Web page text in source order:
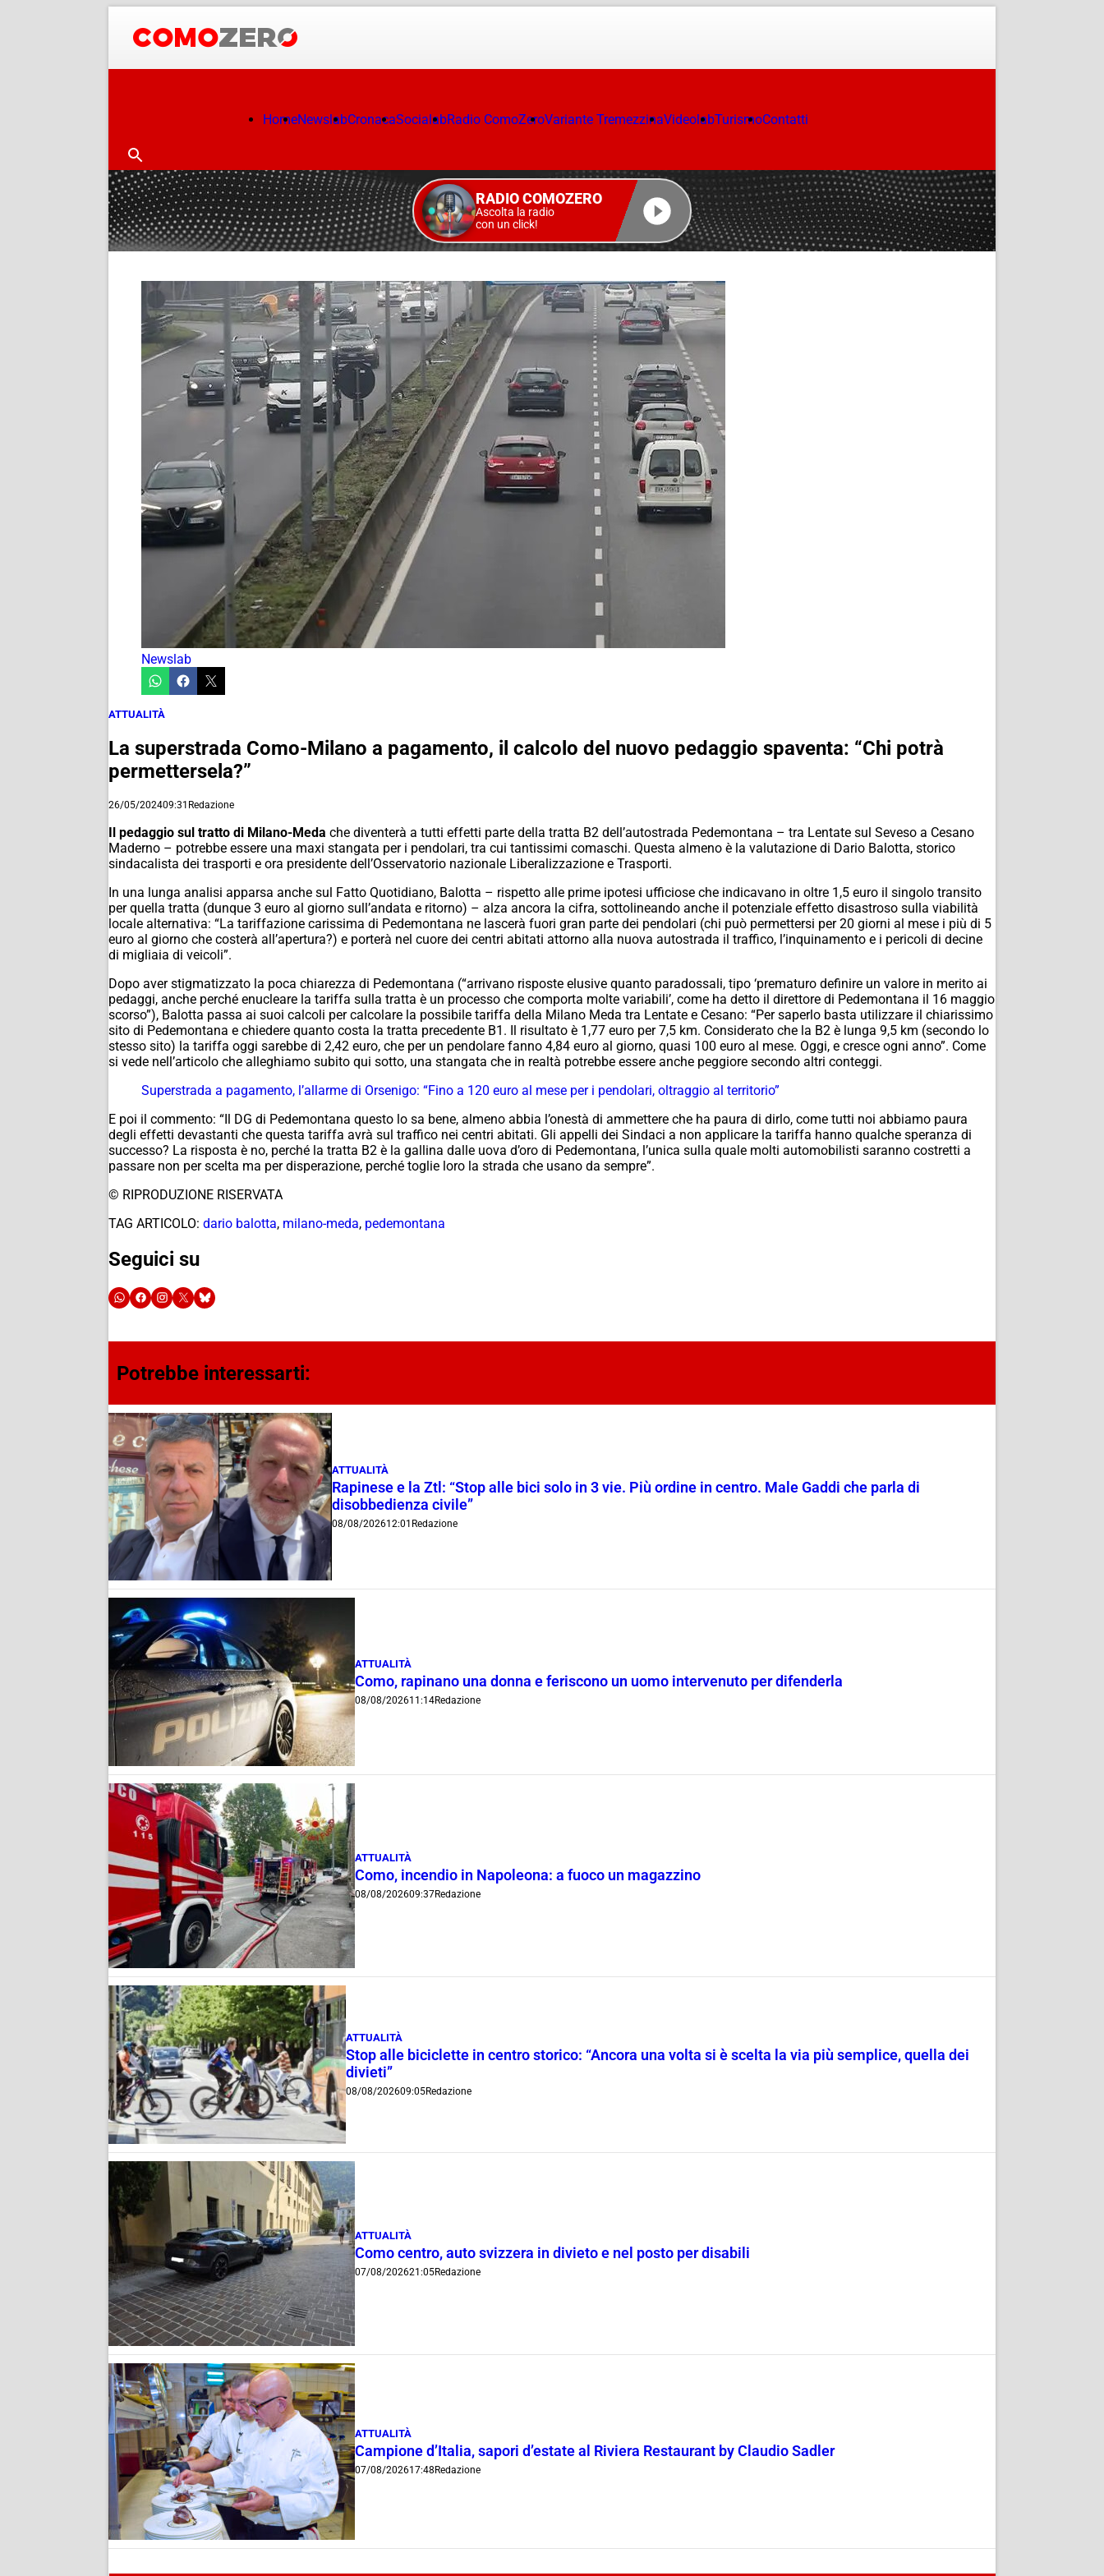
HomeNewslabCronacaSocialabRadio ComoZeroVariante TremezzinaVideolabTurismoContatti
RADIO COMOZERO
Ascolta la radio
con un click!
Newslab
ATTUALITÀ
La superstrada Como-Milano a pagamento, il calcolo del nuovo pedaggio spaventa: “Chi potrà
permettersela?”
26/05/202409:31 Redazione
Il pedaggio sul tratto di Milano-Meda che diventerà a tutti effetti parte della tratta B2 dell’autostrada Pedemontana – tra Lentate sul Seveso a Cesano
Maderno – potrebbe essere una maxi stangata per i pendolari, tra cui tantissimi comaschi. Questa almeno è la valutazione di Dario Balotta, storico
sindacalista dei trasporti e ora presidente dell’Osservatorio nazionale Liberalizzazione e Trasporti.
In una lunga analisi apparsa anche sul Fatto Quotidiano, Balotta – rispetto alle prime ipotesi ufficiose che indicavano in oltre 1,5 euro il singolo transito
per quella tratta (dunque 3 euro al giorno sull’andata e ritorno) – alza ancora la cifra, sottolineando anche il potenziale effetto disastroso sulla viabilità
locale alternativa: “La tariffazione carissima di Pedemontana ne lascerà fuori gran parte dei pendolari (chi può permettersi per 20 giorni al mese i più di 5
euro al giorno che costerà all’apertura?) e porterà nel cuore dei centri abitati attorno alla nuova autostrada il traffico, l’inquinamento e i pericoli di decine
di migliaia di veicoli”.
Dopo aver stigmatizzato la poca chiarezza di Pedemontana (“arrivano risposte elusive quanto paradossali, tipo ‘prematuro definire un valore in merito ai
pedaggi, anche perché enucleare la tariffa sulla tratta è un processo che comporta molte variabili’, come ha detto il direttore di Pedemontana il 16 maggio
scorso”), Balotta passa ai suoi calcoli per calcolare la possibile tariffa della Milano Meda tra Lentate e Cesano: “Per saperlo basta utilizzare il chiarissimo
sito di Pedemontana e chiedere quanto costa la tratta precedente B1. Il risultato è 1,77 euro per 7,5 km. Considerato che la B2 è lunga 9,5 km (secondo lo
stesso sito) la tariffa oggi sarebbe di 2,42 euro, che per un pendolare fanno 4,84 euro al giorno, quasi 100 euro al mese. Oggi, e cresce ogni anno”. Come
si vede nell’articolo che alleghiamo subito qui sotto, una stangata che in realtà potrebbe essere anche peggiore secondo altri conteggi.
Superstrada a pagamento, l’allarme di Orsenigo: “Fino a 120 euro al mese per i pendolari, oltraggio al territorio”
E poi il commento: “Il DG di Pedemontana questo lo sa bene, almeno abbia l’onestà di ammettere che ha paura di dirlo, come tutti noi abbiamo paura
degli effetti devastanti che questa tariffa avrà sul traffico nei centri abitati. Gli appelli dei Sindaci a non applicare la tariffa hanno qualche speranza di
successo? La risposta è no, perché la tratta B2 è la gallina dalle uova d’oro di Pedemontana, l’unica sulla quale molti automobilisti saranno costretti a
passare non per scelta ma per disperazione, perché toglie loro la strada che usano da sempre”.
© RIPRODUZIONE RISERVATA
TAG ARTICOLO: dario balotta, milano-meda, pedemontana
Seguici su
Potrebbe interessarti:
ATTUALITÀ
Rapinese e la Ztl: “Stop alle bici solo in 3 vie. Più ordine in centro. Male Gaddi che parla di
disobbedienza civile”
08/08/202612:01 Redazione
ATTUALITÀ
Como, rapinano una donna e feriscono un uomo intervenuto per difenderla
08/08/202611:14Redazione
ATTUALITÀ
Como, incendio in Napoleona: a fuoco un magazzino
08/08/202609:37Redazione
ATTUALITÀ
Stop alle biciclette in centro storico: “Ancora una volta si è scelta la via più semplice, quella dei
divieti”
08/08/202609:05Redazione
ATTUALITÀ
Como centro, auto svizzera in divieto e nel posto per disabili
07/08/202621:05Redazione
ATTUALITÀ
Campione d’Italia, sapori d’estate al Riviera Restaurant by Claudio Sadler
07/08/202617:48Redazione